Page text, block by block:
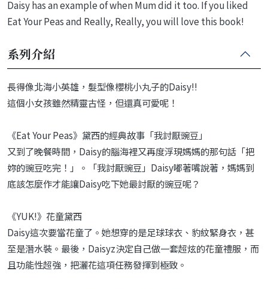
Daisy has an example of when Mum did it too. If you liked
Eat Your Peas and Really, Really, you will love this book!
系列介紹
長得像北海小英雄，髮型像櫻桃小丸子的Daisy!!
這個小女孩雖然精靈古怪，但還真可愛呢！
《Eat Your Peas》黛西的經典故事「我討厭豌豆」
又到了晚餐時間，Daisy的腦海裡又再度浮現媽媽的那句話「把
妳的豌豆吃完！」。「我討厭豌豆」Daisy嘟著嘴說著，媽媽到
底該怎麼作才能讓Daisy吃下她最討厭的豌豆呢？
《YUK!》花童黛西
Daisy這次要當花童了。她想穿的是足球球衣、豹紋緊身衣，甚
至是潛水裝。最後，Daisyz決定自己做一套超炫的花童禮服，而
且功能性超強，把灑花這項任務發揮到極致。